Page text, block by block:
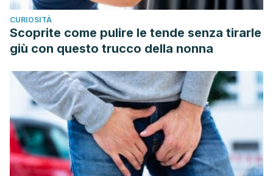
CURIOSITÀ
Scoprite come pulire le tende senza tirarle
giù con questo trucco della nonna